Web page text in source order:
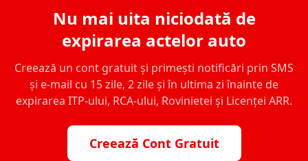
Nu mai uita niciodată de
expirarea actelor auto
Creează un cont gratuit și primești notificări prin SMS
și e-mail cu 15 zile, 2 zile și în ultima zi înainte de
expirarea ITP-ului, RCA-ului, Rovinietei și Licenței ARR.
Creează Cont Gratuit